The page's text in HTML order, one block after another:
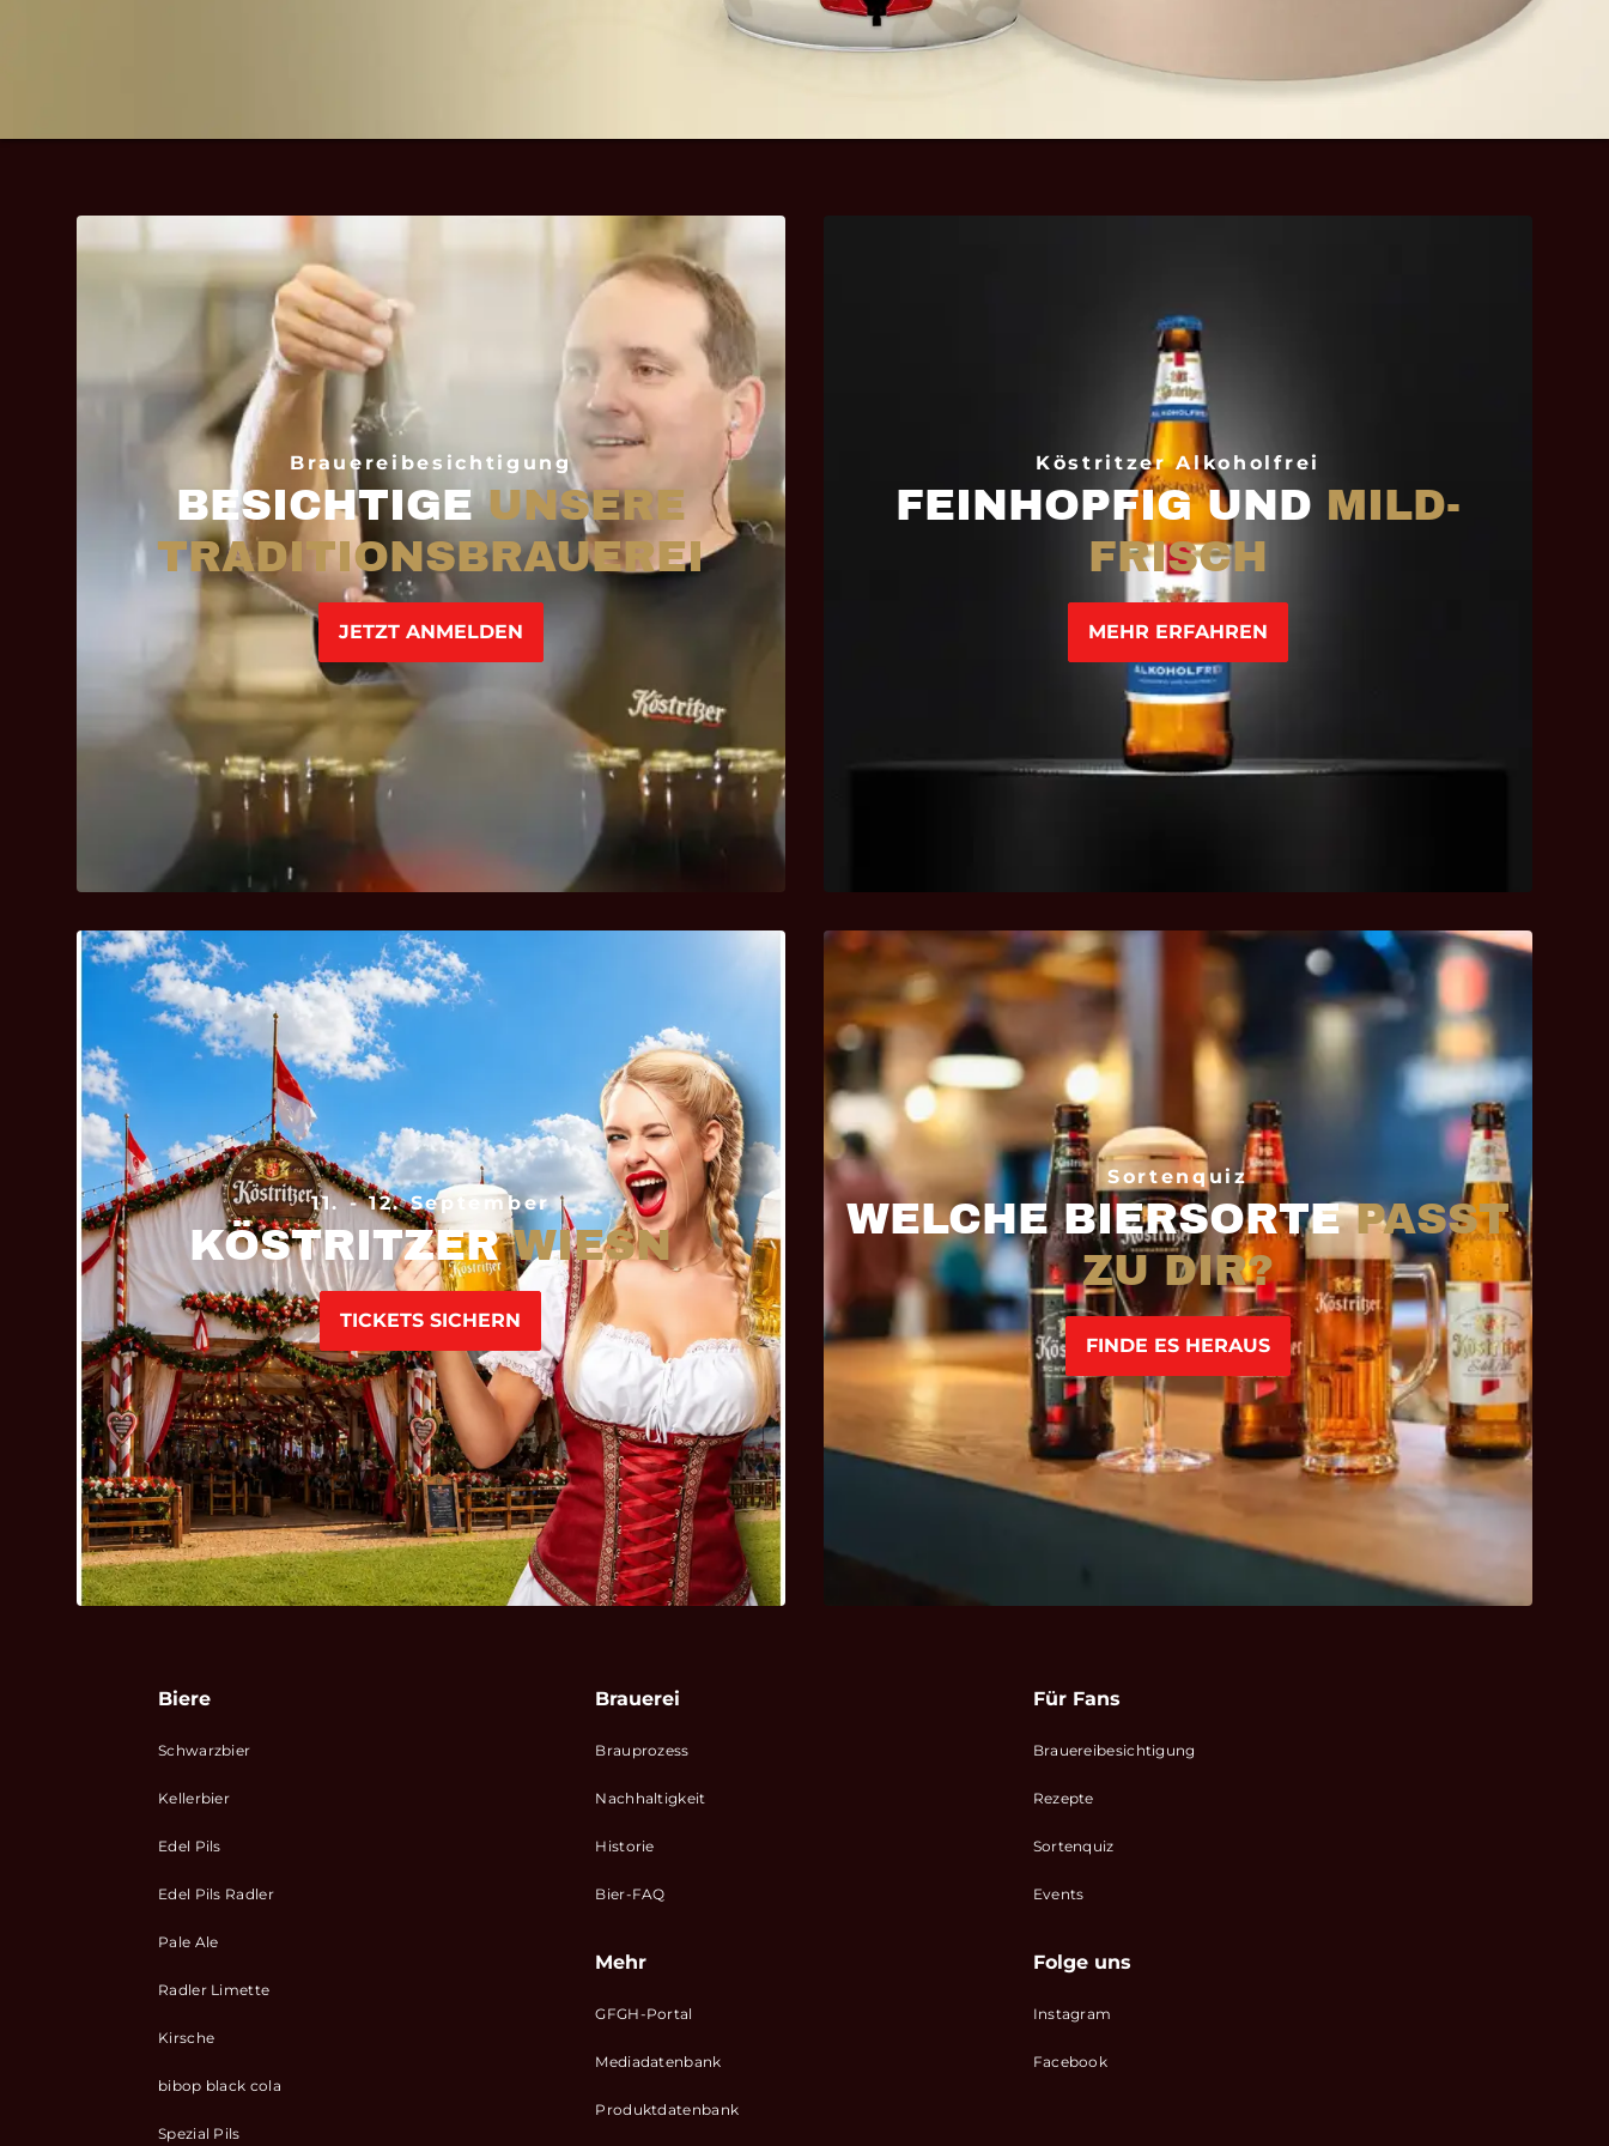
Brauereibesichtigung
BESICHTIGE UNSERE
TRADITIONSBRAUEREI
JETZT ANMELDEN
Köstritzer Alkoholfrei
FEINHOPFIG UND MILD-
FRISCH
MEHR ERFAHREN
11. - 12. September
KÖSTRITZER WIESN
TICKETS SICHERN
Sortenquiz
WELCHE BIERSORTE PASST
ZU DIR?
FINDE ES HERAUS
Biere
Schwarzbier
Kellerbier
Edel Pils
Edel Pils Radler
Pale Ale
Radler Limette
Kirsche
bibop black cola
Spezial Pils
Brauerei
Brauprozess
Nachhaltigkeit
Historie
Bier-FAQ
Für Fans
Brauereibesichtigung
Rezepte
Sortenquiz
Events
Mehr
GFGH-Portal
Mediadatenbank
Produktdatenbank
Folge uns
Instagram
Facebook